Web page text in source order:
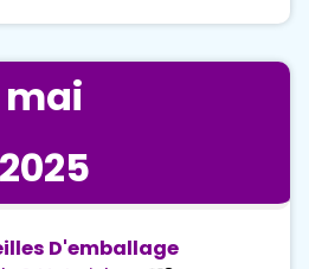
mai
2025
D'emballage